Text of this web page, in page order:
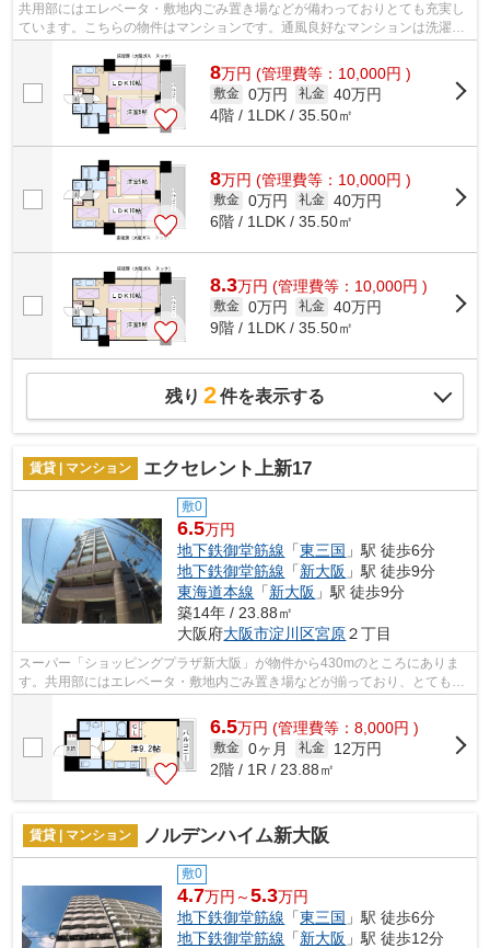
共用部にはエレベータ・敷地内ごみ置き場などが備わっておりとても充実し
ています。こちらの物件はマンションです。通風良好なマンションは洗濯物
8万円 (管理費等：10,000円 )
敷金 0万円 礼金 40万円
4階 / 1LDK / 35.50㎡
8万円 (管理費等：10,000円 )
敷金 0万円 礼金 40万円
6階 / 1LDK / 35.50㎡
8.3万円 (管理費等：10,000円 )
敷金 0万円 礼金 40万円
9階 / 1LDK / 35.50㎡
残り 2件を表示する
賃貸 | マンション エクセレント上新17
敷0
6.5万円
地下鉄御堂筋線 「東三国 」駅 徒歩6分
地下鉄御堂筋線 「新大阪 」駅 徒歩9分
東海道本線 「新大阪 」駅 徒歩9分
築14年 / 23.88㎡
大阪府大阪市淀川区宮原２丁目
スーパー「ショッピングプラザ新大阪」が物件から430mのところにありま
す。共用部にはエレベータ・敷地内ごみ置き場などが揃っており、とても充
6.5万円 (管理費等：8,000円 )
敷金 0ヶ月 礼金
12万円
2階 / 1R / 23.88㎡
賃貸 | マンション ノルデンハイム新大阪
敷0
4.7万円～5.3万円
地下鉄御堂筋線 「東三国 」駅 徒歩6分
地下鉄御堂筋線 「新大阪 」駅 徒歩12分